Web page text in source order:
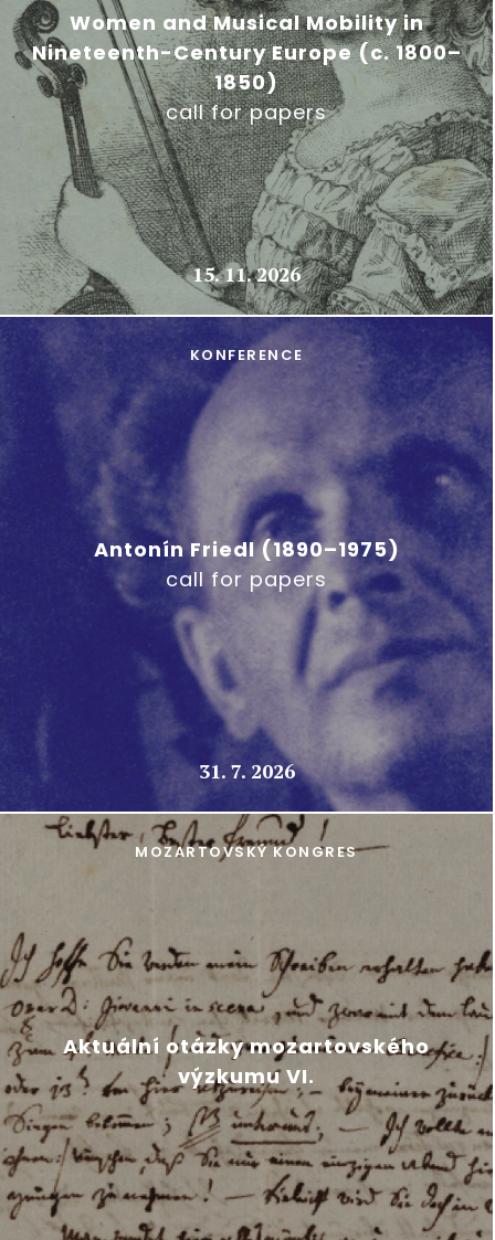
Women and Musical Mobility in
Nineteenth-Century Europe (c. 1800–
1850)
call for papers
15. 11. 2026
Antonín Friedl (1890–1975)
call for papers
KONFERENCE
31. 7. 2026
Aktuální otázky mozartovského
výzkumu VI.
MOZARTOVSKÝ KONGRES